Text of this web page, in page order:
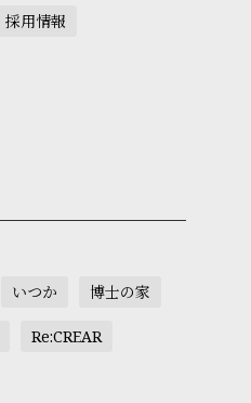
採用情報
いつか 博士の家
Re:CREAR